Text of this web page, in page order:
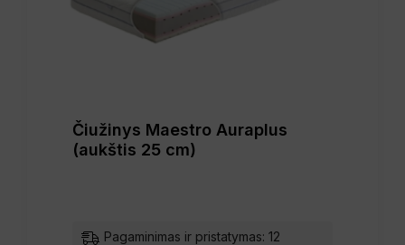
Čiužinys Maestro Auraplus
(aukštis 25 cm)
Pagaminimas ir pristatymas: 12